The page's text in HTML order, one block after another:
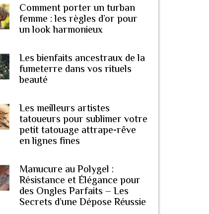
Comment porter un turban
femme : les règles d’or pour
un look harmonieux
Les bienfaits ancestraux de la
fumeterre dans vos rituels
beauté
Les meilleurs artistes
tatoueurs pour sublimer votre
petit tatouage attrape-rêve
en lignes fines
Manucure au Polygel :
Résistance et Élégance pour
des Ongles Parfaits – Les
Secrets d’une Dépose Réussie